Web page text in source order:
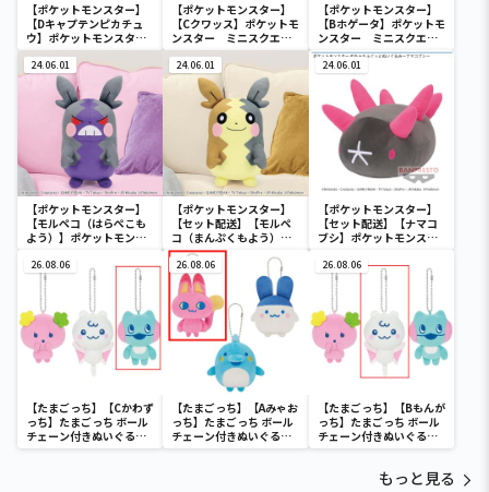
【ポケットモンスター】
【Dキャプテンピカチュ
ウ】ポケットモンスタ
ー ミニスクエアポーチ
【ポケットモンスター】
【Cクワッス】ポケットモ
ンスター ミニスクエア
ポーチ
【ポケットモンスター】
【Bホゲータ】ポケットモ
ンスター ミニスクエア
ポーチ
24.06.01
【ポケットモンスター】
【モルペコ（はらぺこも
よう）】ポケットモンス
いぐるみ～モルペコ（は
らぺこもよう）～
24.06.01
【ポケットモンスター】
【セット配送】【モルペ
コ（まんぷくもよう）】
ポケットモンスター めち
ゃもふぐっとぬいぐるみ
～モルペコ（まんぷくも
よう）～
24.06.01
【ポケットモンスター】
【セット配送】【ナマコ
ブシ】ポケットモンスタ
ぐるみ～ナマコブシ～
26.08.06
【たまごっち】【Cかわず
っち】たまごっち ボール
チェーン付きぬいぐるみ
～Tamagotchi
26.08.06
【たまごっち】【Aみゃお
っち】たまごっち ボール
チェーン付きぬいぐるみ
～Tamagotchi
26.08.06
【たまごっち】【Bもんが
っち】たまごっち ボール
チェーン付きぬいぐるみ
～Tamagotchi
もっと見る